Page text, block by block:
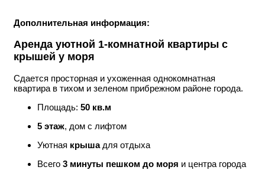
Дополнительная информация:
Аренда уютной 1-комнатной квартиры с
крышей у моря
Сдается просторная и ухоженная однокомнатная
квартира в тихом и зеленом прибрежном районе города.
Площадь: 50 кв.м
5 этаж, дом с лифтом
Уютная крышадля отдыха
Всего 3 минуты пешком до моря и центра города